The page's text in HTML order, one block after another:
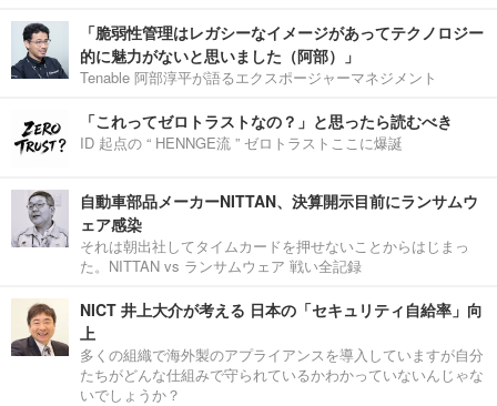
「脆弱性管理はレガシーなイメージがあってテクノロジー
的に魅力がないと思いました（阿部）」
Tenable 阿部淳平が語るエクスポージャーマネジメント
「これってゼロトラストなの？」と思ったら読むべき
ID 起点の “ HENNGE流 ” ゼロトラストここに爆誕
自動車部品メーカーNITTAN、決算開示目前にランサムウ
ェア感染
それは朝出社してタイムカードを押せないことからはじまっ
た。NITTAN vs ランサムウェア 戦い全記録
NICT 井上大介が考える 日本の「セキュリティ自給率」向
上
多くの組織で海外製のアプライアンスを導入していますが自分
たちがどんな仕組みで守られているかわかっていないんじゃな
いでしょうか？